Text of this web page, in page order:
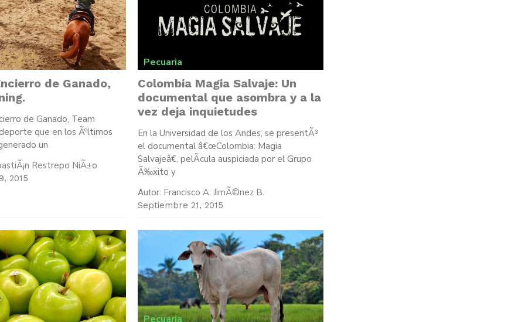
de Ganado,
de Ganado, Team
que en los Ãºltimos
un
Restrepo NiÃ±o
2015
Pecuaria
Colombia Magia Salvaje: Un
documental que asombra y a la
vez deja inquietudes
En la Universidad de los Andes, se presentÃ³
el documental â€œColombia: Magia
Salvajeâ€, pelÃ­cula auspiciada por el Grupo
Ã‰xito y
Autor: Francisco A. JimÃ©nez B.
Septiembre 21, 2015
Pecuaria